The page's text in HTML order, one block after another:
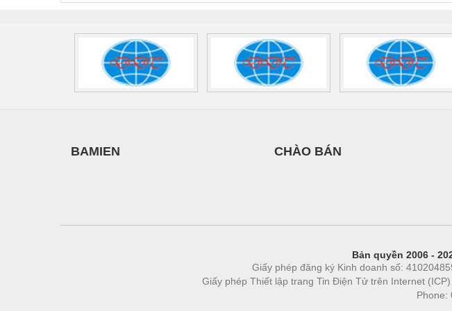
Thiết bị làm sạch
Thiết bị sơn - Sơn
Thiết bị nhà bếp
Thiết bị nhiệt
Thiết bị văn phòng
BAMIEN CHÀO BÁN
Bản quyền 2006 -
Giấy phép đăng ký Kinh doanh số:
Giấy phép Thiết lập trang Tin Điện Tử trên Internet
Phone: